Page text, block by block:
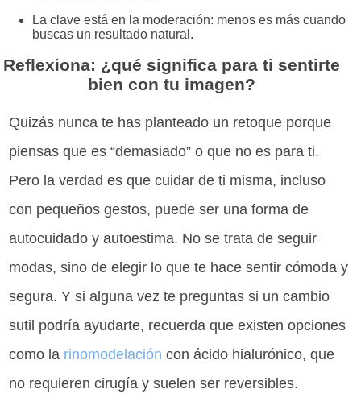
La clave está en la moderación: menos es más cuando
buscas un resultado natural.
Reflexiona: ¿qué significa para ti sentirte
bien con tu imagen?
Quizás nunca te has planteado un retoque porque
piensas que es “demasiado” o que no es para ti.
Pero la verdad es que cuidar de ti misma, incluso
con pequeños gestos, puede ser una forma de
autocuidado y autoestima. No se trata de seguir
modas, sino de elegir lo que te hace sentir cómoda y
segura. Y si alguna vez te preguntas si un cambio
sutil podría ayudarte, recuerda que existen opciones
como la rinomodelación con ácido hialurónico, que
no requieren cirugía y suelen ser reversibles.